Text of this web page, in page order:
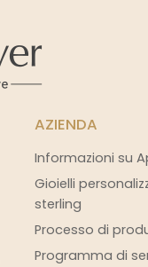
AZIENDA
Informazioni su
Gioielli
sterling
Processo di
Programma di